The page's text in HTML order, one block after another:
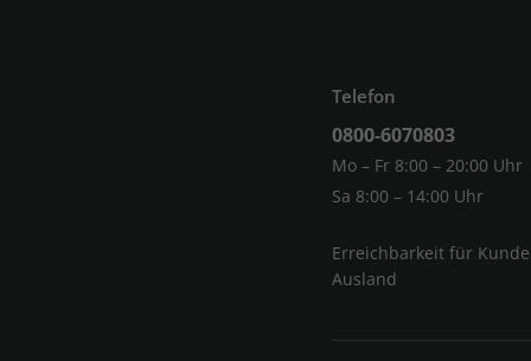
Telefon
0800-6070803
Mo – Fr 8:00 – 20:00 Uhr
Sa 8:00 – 14:00 Uhr
Erreichbarkeit für
Ausland